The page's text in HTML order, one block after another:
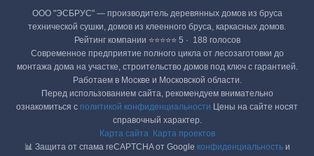
ООО "ЭСБРУС" — производитель деревянных домов из бруса
технической сушки, домов из клеенного бруса, каркасных домов.
Рейтинг компании ⭐⭐⭐⭐⭐ 5 · ‎ 188 голосов
Современное предприятие полного цикла от лесозаготовки до
монтажа дома на участке, строительство домов под ключ с гарантией.
Работаем в Москве и Московской области.
Перед использованием сайта, рекомендуем внимательно
ознакомиться с политикой конфиденциальности Цены на сайте носят
справочный характер.
Карта сайта
Карта проектов
📊 Защита от спама reCAPTCHA от Google конфиденциальностьи